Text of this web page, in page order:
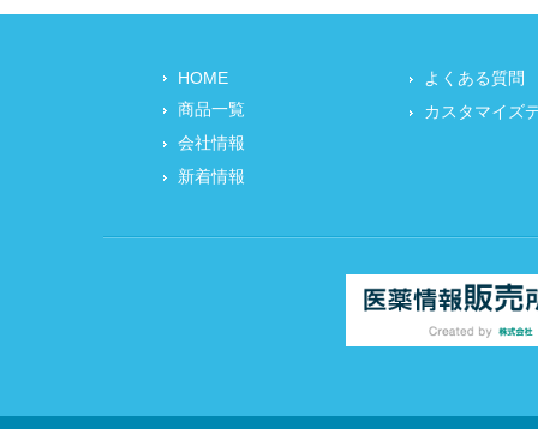
HOME
商品一覧
会社情報
新着情報
よくある質問
カスタマイズ